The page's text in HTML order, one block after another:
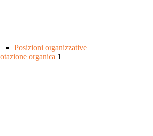
Posizioni organizzative
organica 1